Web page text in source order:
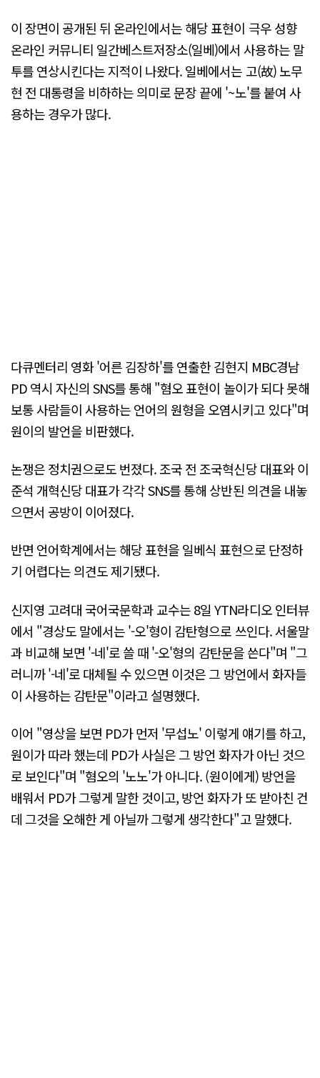
이 장면이 공개된 뒤 온라인에서는 해당 표현이 극우 성향
온라인 커뮤니티 일간베스트저장소(일베)에서 사용하는 말
투를 연상시킨다는 지적이 나왔다. 일베에서는 고(故) 노무
현 전 대통령을 비하하는 의미로 문장 끝에 '~노'를 붙여 사
용하는 경우가 많다.
다큐멘터리 영화 '어른 김장하'를 연출한 김현지 MBC경남
PD 역시 자신의 SNS를 통해 "혐오 표현이 놀이가 되다 못해
보통 사람들이 사용하는 언어의 원형을 오염시키고 있다"며
원이의 발언을 비판했다.
논쟁은 정치권으로도 번졌다. 조국 전 조국혁신당 대표와 이
준석 개혁신당 대표가 각각 SNS를 통해 상반된 의견을 내놓
으면서 공방이 이어졌다.
반면 언어학계에서는 해당 표현을 일베식 표현으로 단정하
기 어렵다는 의견도 제기됐다.
신지영 고려대 국어국문학과 교수는 8일 YTN라디오 인터뷰
에서 "경상도 말에서는 '-오'형이 감탄형으로 쓰인다. 서울말
과 비교해 보면 '-네'로 쓸 때 '-오'형의 감탄문을 쓴다"며 "그
러니까 '-네'로 대체될 수 있으면 이것은 그 방언에서 화자들
이 사용하는 감탄문"이라고 설명했다.
이어 "영상을 보면 PD가 먼저 '무섭노' 이렇게 얘기를 하고,
원이가 따라 했는데 PD가 사실은 그 방언 화자가 아닌 것으
로 보인다"며 "혐오의 '노노'가 아니다. (원이에게) 방언을
배워서 PD가 그렇게 말한 것이고, 방언 화자가 또 받아친 건
데 그것을 오해한 게 아닐까 그렇게 생각한다"고 말했다.